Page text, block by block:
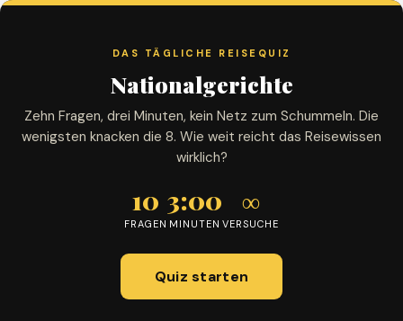
DAS TÄGLICHE REISEQUIZ
Nationalgerichte
Zehn Fragen, drei Minuten, kein Netz zum Schummeln. Die
wenigsten knacken die 8. Wie weit reicht das Reisewissen
wirklich?
10
FRAGEN
3:00
MINUTEN
∞
VERSUCHE
Quiz starten